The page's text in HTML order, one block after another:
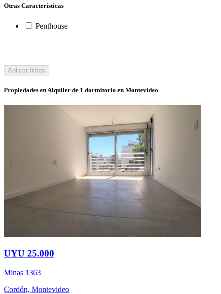
Otras Características
Penthouse
Aplicar filtros
Propiedades en Alquiler de 1 dormitorio en Montevideo
UYU 25.000
Minas 1363
Cordón, Montevideo